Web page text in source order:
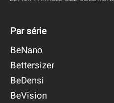
Par série
BeNano
Bettersizer
BeDensi
BeVision